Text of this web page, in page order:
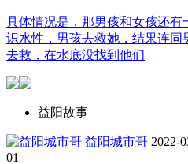
具体情况是，那男孩和女孩还
识水性，男孩去救她，结果连
去救，在水底没找到他们
益阳故事
益阳城市哥 2022-
01